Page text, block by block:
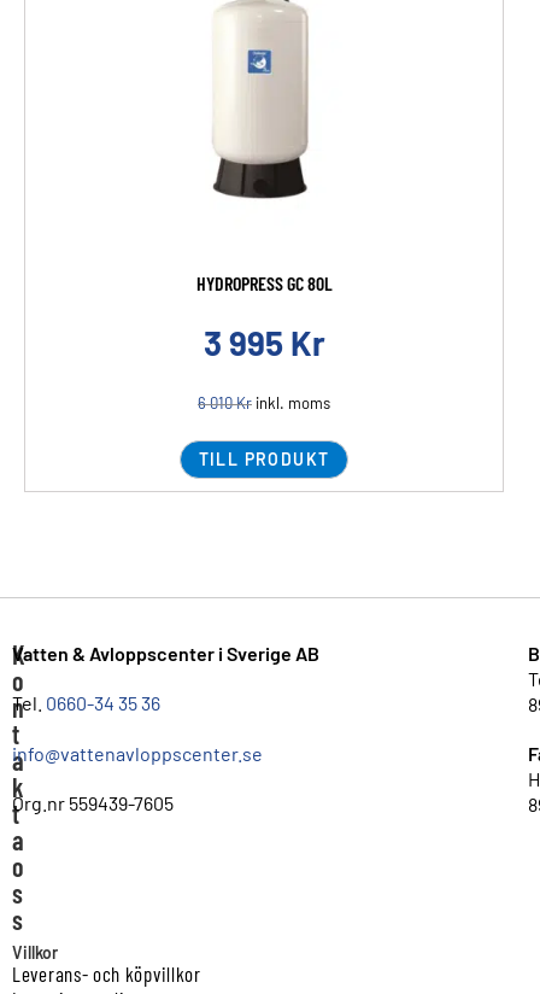
HYDROPRESS GC 80L
3 995 Kr
6 010Kr inkl. moms
TILL PRODUKT
K
o
n
t
a
k
t
a
o
s
s
Vatten & Avloppscenter i Sverige AB
Tel. 0660-34 35 36
info@vattenavloppscenter.se
Org.nr 559439-7605
Villkor
Leverans- och köpvillkor